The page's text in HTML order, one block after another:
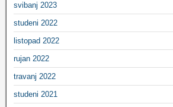
svibanj 2023
studeni 2022
listopad 2022
rujan 2022
travanj 2022
studeni 2021